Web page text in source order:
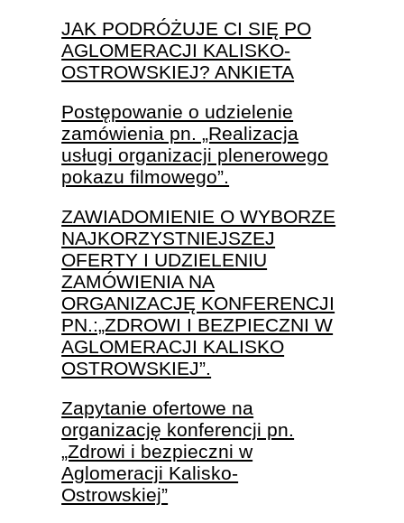
JAK PODRÓŻUJE CI SIĘ PO
AGLOMERACJI KALISKO-
OSTROWSKIEJ? ANKIETA
Postępowanie o udzielenie
zamówienia pn. „Realizacja
usługi organizacji plenerowego
pokazu filmowego”.
ZAWIADOMIENIE O WYBORZE
NAJKORZYSTNIEJSZEJ
OFERTY I UDZIELENIU
ZAMÓWIENIA NA
ORGANIZACJĘ KONFERENCJI
PN.:„ZDROWI I BEZPIECZNI W
AGLOMERACJI KALISKO
OSTROWSKIEJ”.
Zapytanie ofertowe na
organizację konferencji pn.
„Zdrowi i bezpieczni w
Aglomeracji Kalisko-
Ostrowskiej”